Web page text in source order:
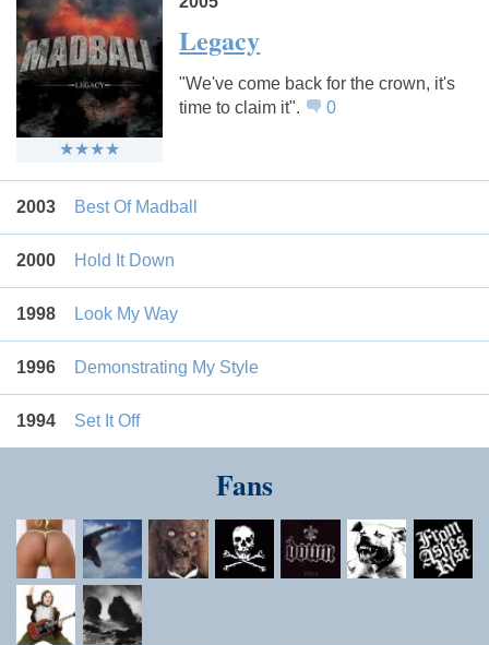
Legacy
"We've come back for the crown, it's
time to claim it".
0
2003 Best Of Madball
2000 Hold It Down
1998 Look My Way
1996 Demonstrating My Style
1994 Set It Off
Fans